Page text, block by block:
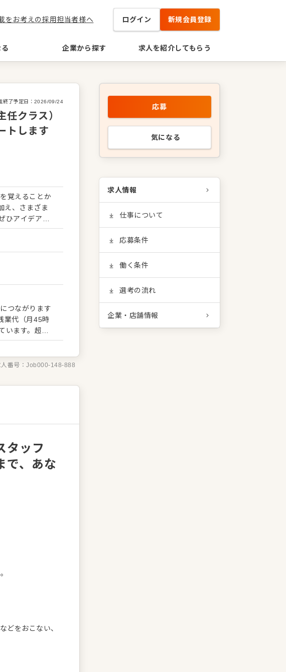
をお考えの採用担当者様へ ログイン 新規会員登録
企業から探す 求人を紹介してもらう
終了予定日： 2026/09/24
任クラス）
トします
覚えることか
え、さまざま
ひアイデアを
す。 【具
チンの管理業
など衛生管理
経験に関わら
す。
業代（月45時
ます。超過
人番号：Job000-148-888
タッフ
で、あな
どをおこない、
応募
気になる
求人情報
仕事について
応募条件
働く条件
選考の流れ
企業・店舗情報